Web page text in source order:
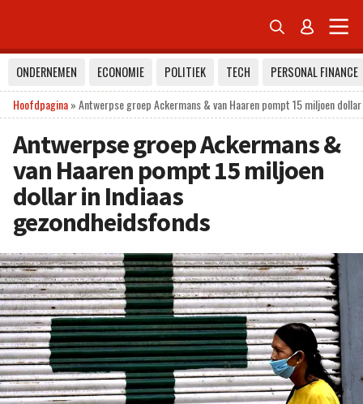
 
ONDERNEMEN ECONOMIE POLITIEK TECH
PERSONAL FINANCE
Hoofdpagina»Antwerpse groep Ackermans & van Haaren pompt 15 miljoen
Antwerpse groep Ackermans &
van Haaren pompt 15 miljoen
dollar in Indiaas
gezondheidsfonds